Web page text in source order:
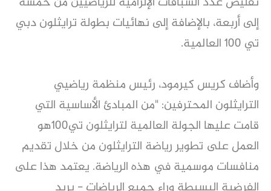
إلى أربعة، بالإضافة إلى نهائيات بطولة ترايثلون دبي
تي 100 العالمية.
وأضاف كريس كيرمود، رئيس منظمة رياضيي
الترايثلون المحترفين: "من المبادئ الأساسية التي
قامت عليها الجولة العالمية لترايثلون تي100هو
العمل على تطوير رياضة الترايثلون من خلال تقديم
منافسات موسمية في هذه الرياضة. يعتمد هذا على